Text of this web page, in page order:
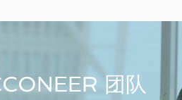
团队